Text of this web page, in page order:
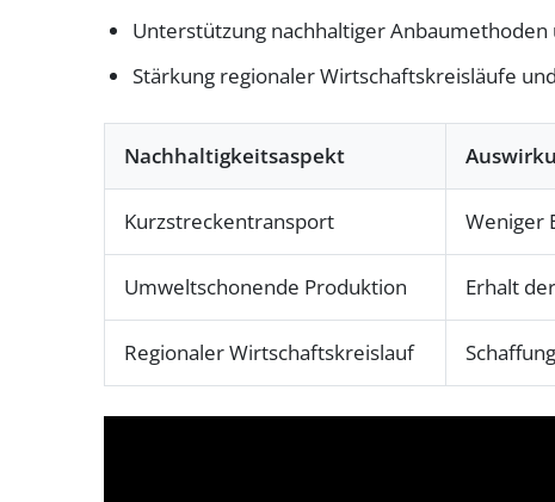
Unterstützung nachhaltiger
Stärkung regionaler Wirtschaftskreisläufe
Nachhaltigkeitsaspekt
Kurzstreckentransport Weniger
Umweltschonende Produktion Erhalt
Regionaler Wirtschaftskreislauf